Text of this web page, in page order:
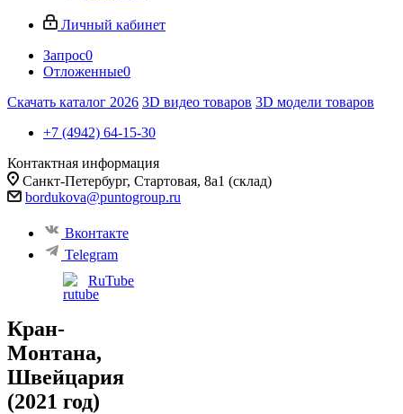
Личный кабинет
Запрос0
Отложенные0
Скачать каталог 2026 3D видео товаров 3D модели товаров
+7 (4942) 64-15-30
Контактная информация
Санкт-Петербург, Стартовая, 8а​1 (склад)
bordukova@puntogroup.ru
Вконтакте
Telegram
RuTube
Кран-
Монтана,
Швейцария
(2021 год)